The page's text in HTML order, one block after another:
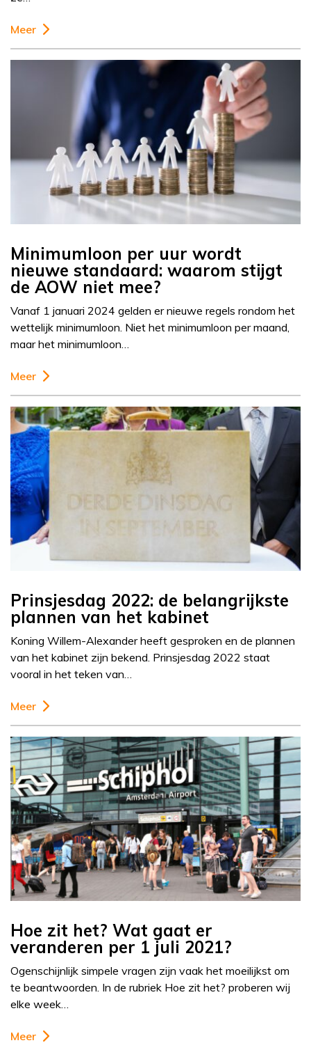
Meer
Minimumloon per uur wordt
nieuwe standaard: waarom stijgt
de AOW niet mee?
Vanaf 1 januari 2024 gelden er nieuwe regels rondom het
wettelijk minimumloon. Niet het minimumloon per maand,
maar het minimumloon…
Meer
Prinsjesdag 2022: de belangrijkste
plannen van het kabinet
Koning Willem-Alexander heeft gesproken en de plannen
van het kabinet zijn bekend. Prinsjesdag 2022 staat
vooral in het teken van…
Meer
Hoe zit het? Wat gaat er
veranderen per 1 juli 2021?
Ogenschijnlijk simpele vragen zijn vaak het moeilijkst om
te beantwoorden. In de rubriek Hoe zit het? proberen wij
elke week…
Meer